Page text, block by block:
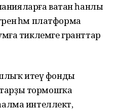
ватан һанлы
һәм платформа
тиклемге гранттар
итеү фонды
тормошҡа
интеллект,